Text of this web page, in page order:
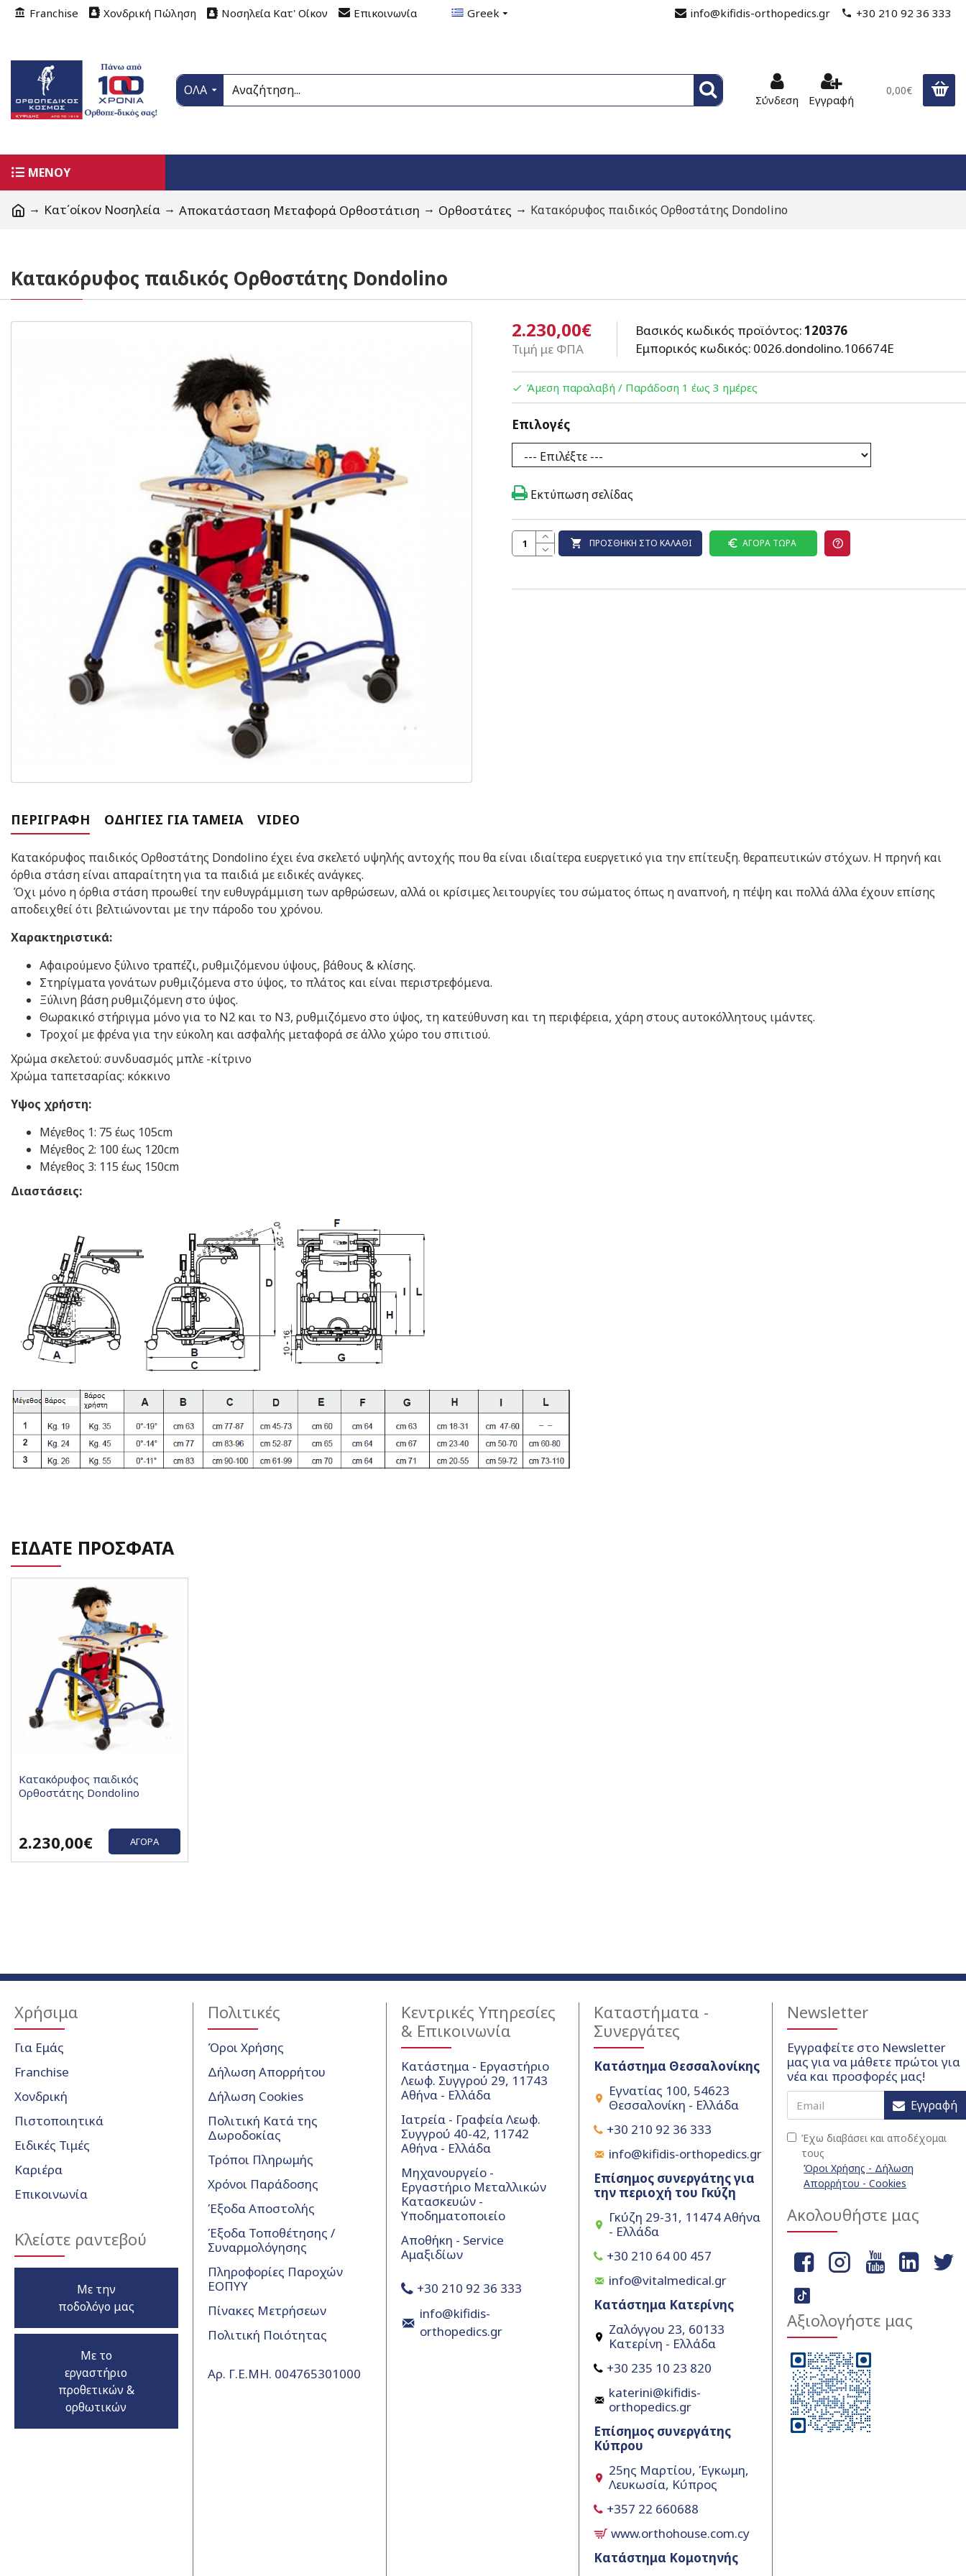
Franchise Χονδρική Πώληση Νοσηλεία Κατ' Οίκον Επικοινωνία Greek info@kifidis-orthopedics.gr +30 210 92 36 333
ΟΛΑ
Σύνδεση Εγγραφή
0,00€
ΜΕΝΟΥ
Κατ΄οίκον Νοσηλεία Αποκατάσταση Μεταφορά Ορθοστάτιση Ορθοστάτες Κατακόρυφος παιδικός Ορθοστάτης Dondolino
Κατακόρυφος παιδικός Ορθοστάτης Dondolino
2.230,00€
Τιμή με ΦΠΑ
Βασικός κωδικός προϊόντος:120376
Εμπορικός κωδικός: 0026.dondolino.106674E
Άμεση παραλαβή / Παράδoση 1 έως 3 ημέρες
Επιλογές
ΠΡΟΣΘΉΚΗ ΣΤΟ ΚΑΛΆΘΙ ΑΓΟΡΆ ΤΏΡΑ
Εκτύπωση σελίδας
ΠΕΡΙΓΡΑΦΉ ΟΔΗΓΊΕΣ ΓΙΑ ΤΑΜΕΊΑ VIDEO
Κατακόρυφος παιδικός Ορθοστάτης Dondolino έχει ένα σκελετό υψηλής αντοχής που θα είναι ιδιαίτερα ευεργετικό για την επίτευξη. θεραπευτικών στόχων. Η πρηνή και
όρθια στάση είναι απαραίτητη για τα παιδιά με ειδικές ανάγκες.
Όχι μόνο η όρθια στάση προωθεί την ευθυγράμμιση των αρθρώσεων, αλλά οι κρίσιμες λειτουργίες του σώματος όπως η αναπνοή, η πέψη και πολλά άλλα έχουν επίσης
αποδειχθεί ότι βελτιώνονται με την πάροδο του χρόνου.
Χαρακτηριστικά:
Αφαιρούμενο ξύλινο τραπέζι, ρυθμιζόμενου ύψους, βάθους & κλίσης.
Στηρίγματα γονάτων ρυθμιζόμενα στο ύψος, το πλάτος και είναι περιστρεφόμενα.
Ξύλινη βάση ρυθμιζόμενη στο ύψος.
Θωρακικό στήριγμα μόνο για το Ν2 και το Ν3, ρυθμιζόμενο στο ύψος, τη κατεύθυνση και τη περιφέρεια, χάρη στους αυτοκόλλητους ιμάντες.
Τροχοί με φρένα για την εύκολη και ασφαλής μεταφορά σε άλλο χώρο του σπιτιού.
Χρώμα σκελετού: συνδυασμός μπλε -κίτρινο
​Χρώμα ταπετσαρίας: κόκκινο
Υψος χρήστη:
Μέγεθος 1: 75 έως 105cm
Μέγεθος 2: 100 έως 120cm
​​Μέγεθος 3: 115 έως 150cm
Διαστάσεις:
ΕΙΔΑΤΕ ΠΡΟΣΦΑΤΑ
Κατακόρυφος παιδικός
Ορθοστάτης Dondolino
2.230,00€ ΑΓΟΡΆ
Χρήσιμα
Για Εμάς
Franchise
Χονδρική
Πιστοποιητικά
Ειδικές Τιμές
Καριέρα
Επικοινωνία
Κλείστε ραντεβού
Με την
ποδολόγο μας
Με το
εργαστήριο
προθετικών &
ορθωτικών
Πολιτικές
Όροι Χρήσης
Δήλωση Απορρήτου
Δήλωση Cookies
Πολιτική Κατά της
Δωροδοκίας
Τρόποι Πληρωμής
Χρόνοι Παράδοσης
Έξοδα Αποστολής
Έξοδα Τοποθέτησης /
Συναρμολόγησης
Πληροφορίες Παροχών
ΕΟΠΥΥ
Πίνακες Μετρήσεων
Πολιτική Ποιότητας
Αρ. Γ.Ε.ΜΗ. 004765301000
Κεντρικές Υπηρεσίες
& Επικοινωνία
Κατάστημα - Εργαστήριο
Λεωφ. Συγγρού 29, 11743
Αθήνα - Ελλάδα
Ιατρεία - Γραφεία Λεωφ.
Συγγρού 40-42, 11742
Αθήνα - Ελλάδα
Μηχανουργείο -
Εργαστήριο Μεταλλικών
Κατασκευών -
Υποδηματοποιείο
Αποθήκη - Service
Αμαξιδίων
+30 210 92 36 333
info@kifidis-
orthopedics.gr
Καταστήματα -
Συνεργάτες
Κατάστημα Θεσσαλονίκης
Εγνατίας 100, 54623
Θεσσαλονίκη - Ελλάδα
+30 210 92 36 333
info@kifidis-orthopedics.gr
Επίσημος συνεργάτης για
την περιοχή του Γκύζη
Γκύζη 29-31, 11474 Αθήνα
- Ελλάδα
+30 210 64 00 457
info@vitalmedical.gr
Κατάστημα Κατερίνης
Ζαλόγγου 23, 60133
Κατερίνη - Ελλάδα
+30 235 10 23 820
katerini@kifidis-
orthopedics.gr
Επίσημος συνεργάτης
Κύπρου
25ης Μαρτίου, Έγκωμη,
Λευκωσία, Κύπρος
+357 22 660688
www.orthohouse.com.cy
Κατάστημα Κομοτηνής
Newsletter
Εγγραφείτε στο Newsletter
μας για να μάθετε πρώτοι για
νέα και προσφορές μας!
Εγγραφή
Έχω διαβάσει και αποδέχομαι
τους
Όροι Χρήσης - Δήλωση
Απορρήτου - Cookies
Ακολουθήστε μας
Αξιολογήστε μας